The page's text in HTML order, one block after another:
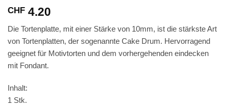
CHF 4.20
Die Tortenplatte, mit einer Stärke von 10mm, ist die stärkste Art
von Tortenplatten, der sogenannte Cake Drum. Hervorragend
geeignet für Motivtorten und dem vorhergehenden eindecken
mit Fondant.
Inhalt:
1 Stk.